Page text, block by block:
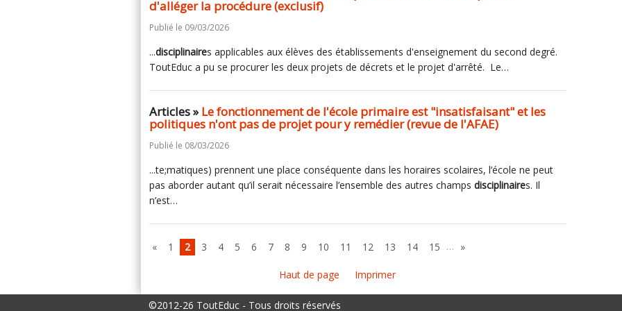
d'alléger la procédure (exclusif)
Publié le 09/03/2026
...disciplinaires applicables aux élèves des établissements d'enseignement du second degré.
ToutEduc a pu se procurer les deux projets de décrets et le projet d'arrêté. Le…
Articles »Le fonctionnement de l'école primaire est "insatisfaisant" et les
politiques n'ont pas de projet pour y remédier (revue de l'AFAE)
Publié le 08/03/2026
...te;matiques) prennent une place conséquente dans les horaires scolaires, l’école ne peut
pas aborder autant qu’il serait nécessaire l’ensemble des autres champs disciplinaires. Il
n’est…
« 1 2 3 4 5 6 7 8 9 10 11 12 13 14 15 … »
Haut de page Imprimer
©2012-26 ToutEduc - Tous droits réservés